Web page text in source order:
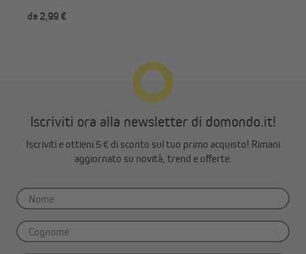
da 2,99 €
Iscriviti ora alla newsletter di domondo.it!
Iscriviti e ottieni 5 € di sconto sul tuo primo acquisto! Rimani
aggiornato su novità, trend e offerte.